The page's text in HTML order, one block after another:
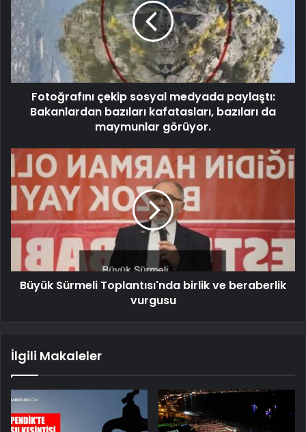
Fotoğrafını çekip sosyal medyada paylaştı:
Bakanlardan bazıları kafatasları, bazıları da
maymunlar görüyor.
Büyük Sürmeli Toplantısı'nda birlik ve beraberlik
vurgusu
İlgili Makaleler